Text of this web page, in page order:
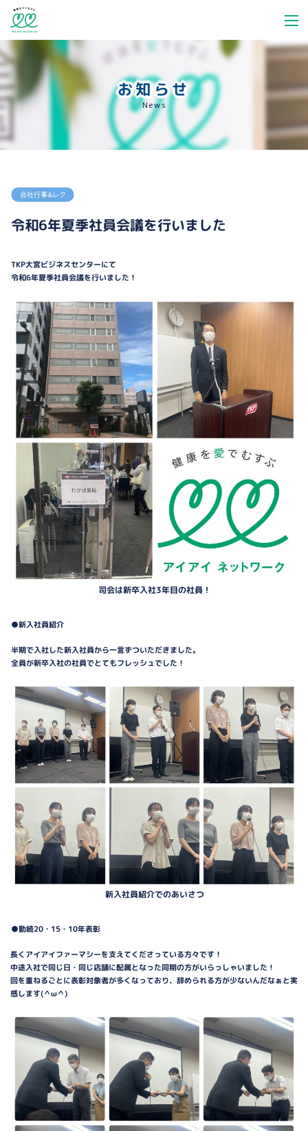
お知らせ
News
会社行事＆レク
令和6年夏季社員会議を行いました
TKP大宮ビジネスセンターにて
令和6年夏季社員会議を行いました！
司会は新卒入社3年目の社員！
●新入社員紹介
半期で入社した新入社員から一言ずついただきました。
全員が新卒入社の社員でとてもフレッシュでした！
新入社員紹介でのあいさつ
●勤続20・15・10年表彰
長くアイアイファーマシーを支えてくださっている方々です！
中途入社で同じ日・同じ店舗に配属となった同期の方がいらっしゃいました！
回を重ねるごとに表彰対象者が多くなっており、辞められる方が少ないんだなぁと実
感します(＾ω＾)